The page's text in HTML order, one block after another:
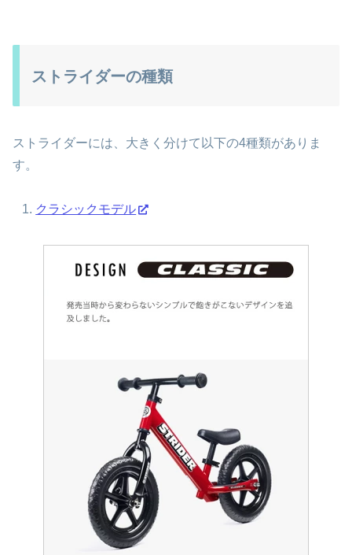
ストライダーの種類
ストライダーには、大きく分けて以下の4種類がありま
す。
クラシックモデル